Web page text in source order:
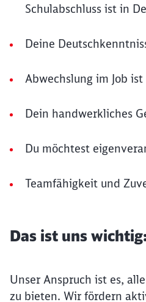
Schulabschluss ist in
Deine
Abwechslung im Job
Dein handwerkliches
Du möchtest
Teamfähigkeit und
Das ist uns wichtig:
Unser Anspruch ist es,
zu bieten. Wir fördern